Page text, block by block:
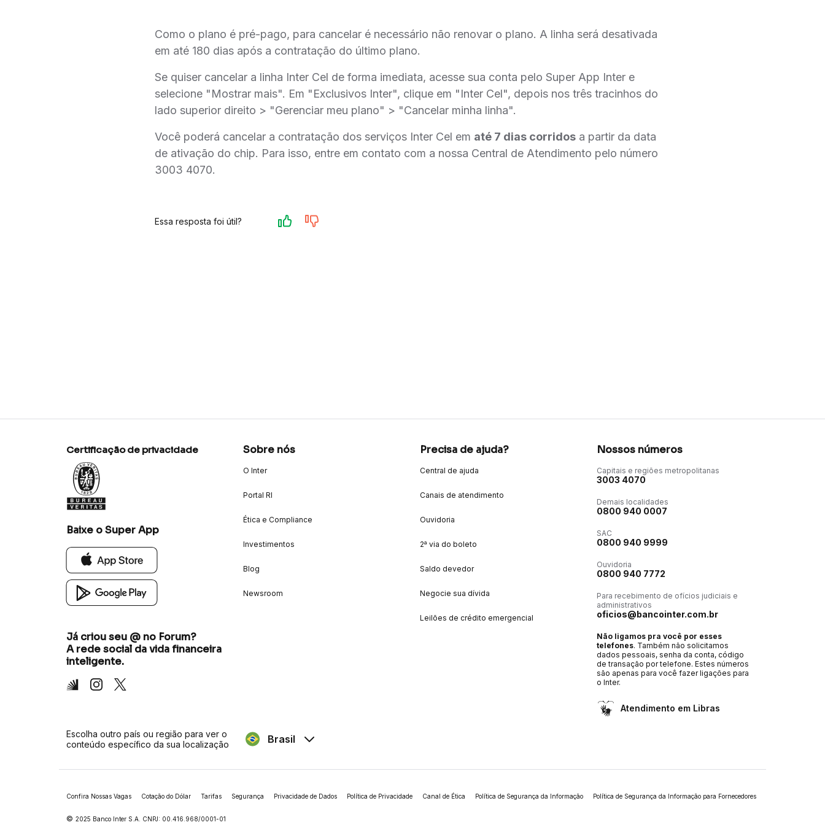
Como o plano é pré-pago, para cancelar é necessário não renovar o plano. A linha será desativada
em até 180 dias após a contratação do último plano.
Se quiser cancelar a linha Inter Cel de forma imediata, acesse sua conta pelo Super App Inter e
selecione "Mostrar mais". Em "Exclusivos Inter", clique em "Inter Cel", depois nos três tracinhos do
lado superior direito > "Gerenciar meu plano" > "Cancelar minha linha".
Você poderá cancelar a contratação dos serviços Inter Cel em até 7 dias corridos a partir da data
de ativação do chip. Para isso, entre em contato com a nossa Central de Atendimento pelo número
3003 4070.
Essa resposta foi útil?
Certificação de privacidade
Baixe o Super App
Já criou seu @ no Forum?
A rede social da vida financeira
inteligente.
Inter Instagram
X
Sobre nós
O Inter
Portal RI
Ética e Compliance
Investimentos
Blog
Newsroom
Precisa de ajuda?
Central de ajuda
Canais de atendimento
Ouvidoria
2ª via do boleto
Saldo devedor
Negocie sua dívida
Leilões de crédito emergencial
Nossos números
Capitais e regiões metropolitanas
3003 4070
Demais localidades
0800 940 0007
SAC
0800 940 9999
Ouvidoria
0800 940 7772
Para recebimento de ofícios judiciais e
administrativos
oficios@bancointer.com.br
Não ligamos pra você por esses
telefones. Também não solicitamos
dados pessoais, senha da conta, código
de transação por telefone. Estes números
são apenas para você fazer ligações para
o Inter.
Atendimento em Libras
Escolha outro país ou região para ver o
conteúdo específico da sua localização
Brasil
Confira Nossas Vagas Cotação do Dólar Tarifas Segurança Privacidade de Dados Política de Privacidade Canal de Ética Política de Segurança da Informação Política de Segurança da Informação para Fornecedores
© 2025 Banco Inter S.A. CNPJ: 00.416.968/0001-01